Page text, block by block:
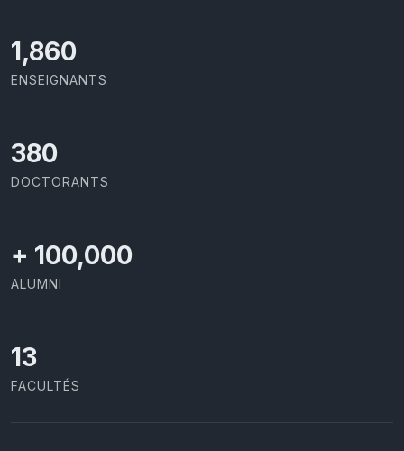
1,973
ENSEIGNANTS
403
DOCTORANTS
+ 100,000
ALUMNI
13
FACULTÉS